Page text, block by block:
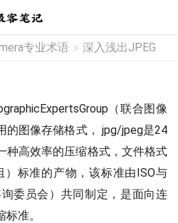
专业术语 > 深入浅出JPEG
（联合图像
的图像存储格式， jpg/jpeg是24
种高效率的压缩格式，文件格式
）标准的产物，该标准由ISO与
委员会）共同制定，是面向连
准。